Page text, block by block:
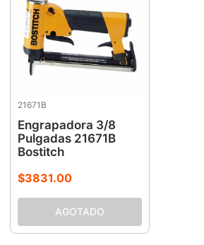
21671B
Engrapadora 3/8
Pulgadas 21671B
Bostitch
$3831.00